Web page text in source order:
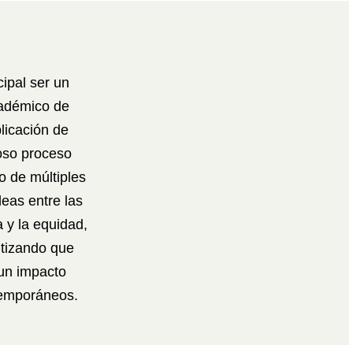
ser un
de
de
proceso
de múltiples
entre las
y la equidad,
que
impacto